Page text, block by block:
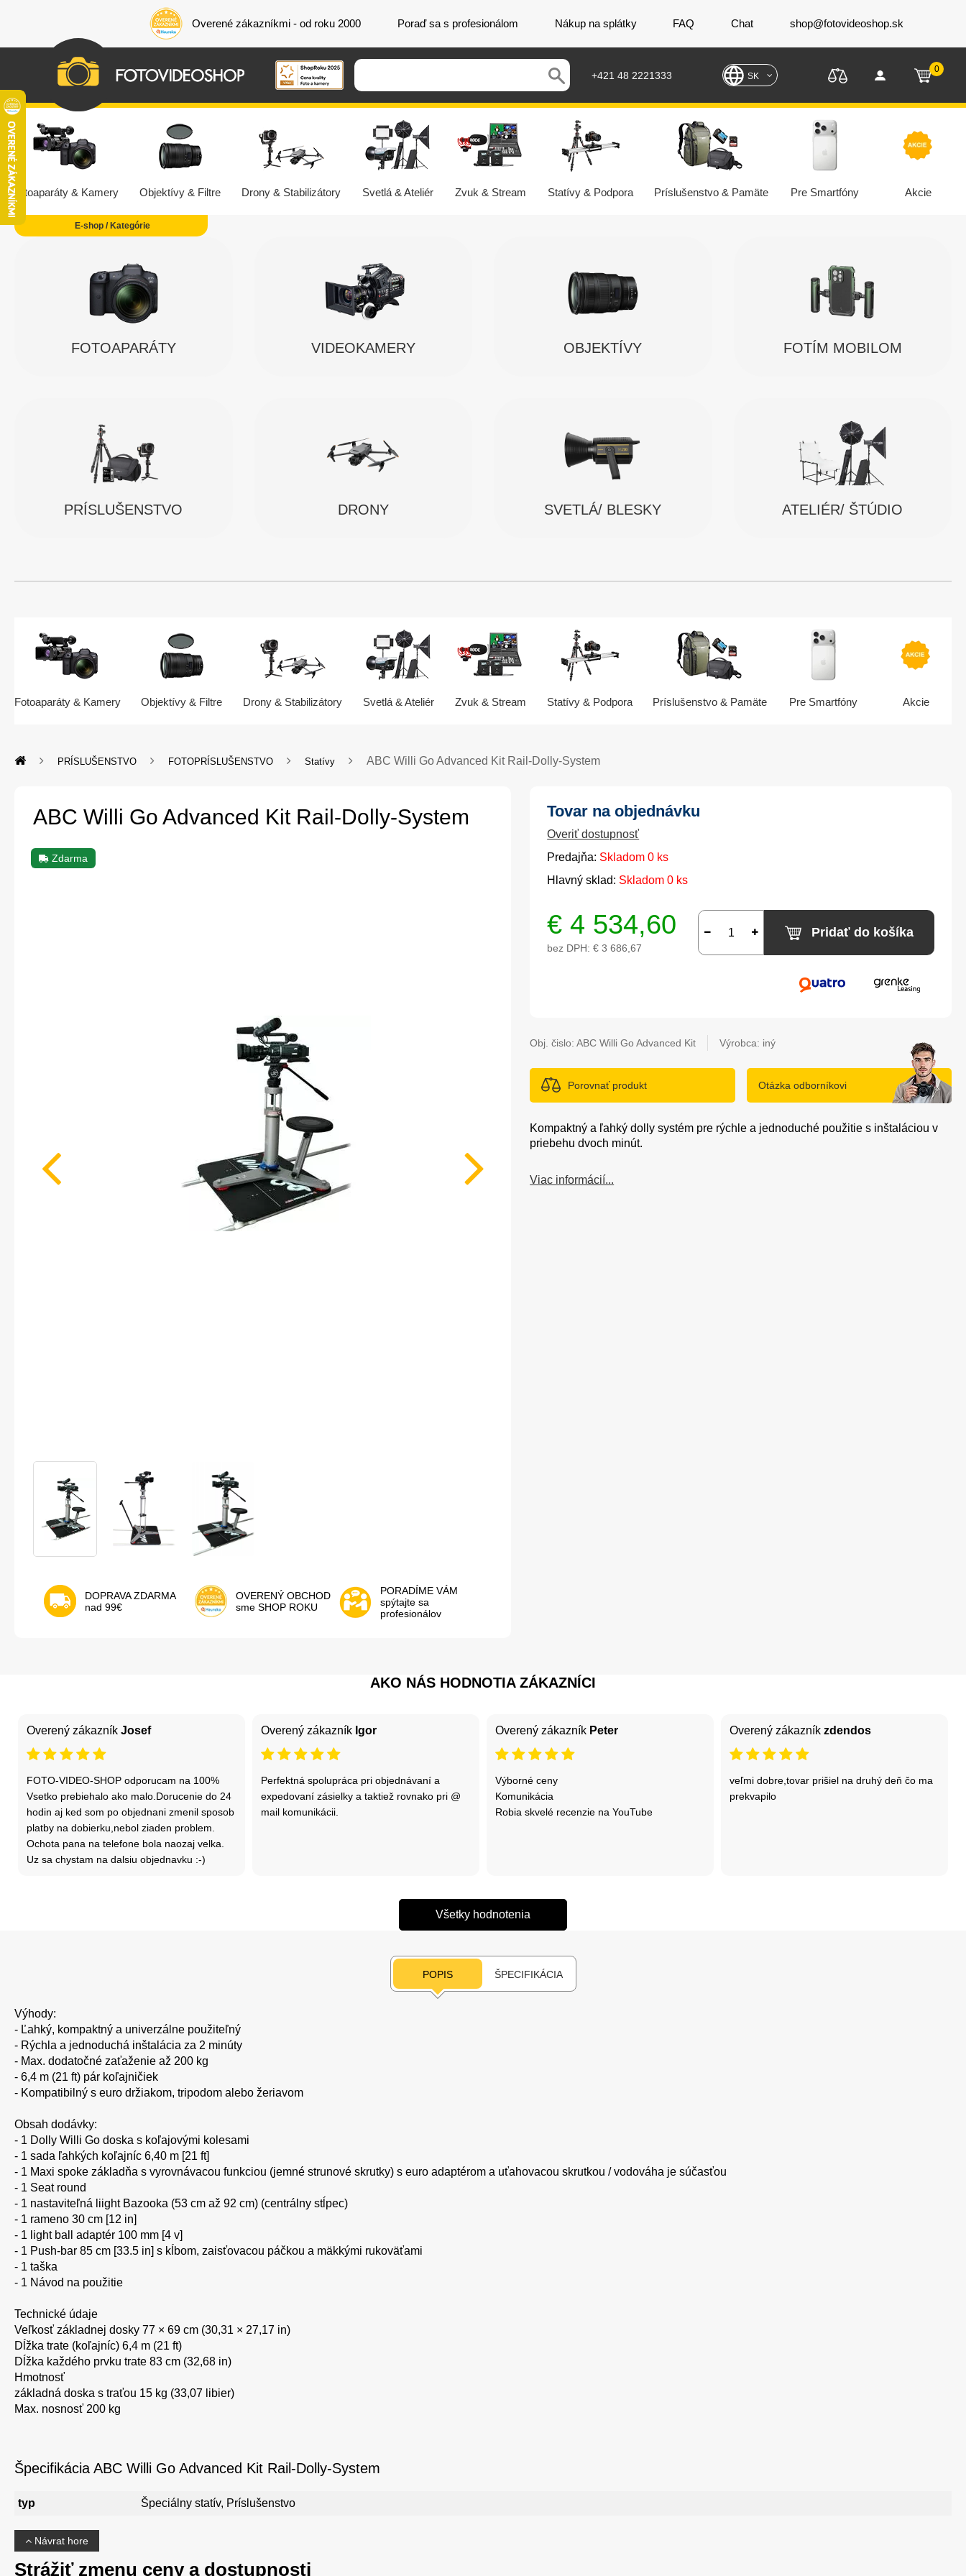
Overené zákazníkmi - od roku 2000 Poraď sa s profesionálom Nákup na splátky FAQ Chat shop@fotovideoshop.sk
+421 48 2221333 SK
0
Fotoaparáty & Kamery Objektívy & Filtre Drony & Stabilizátory Svetlá & Ateliér Zvuk & Stream Statívy & Podpora Príslušenstvo & Pamäte Pre Smartfóny Akcie
FOTOAPARÁTY VIDEOKAMERY OBJEKTÍVY FOTÍM MOBILOM
PRÍSLUŠENSTVO DRONY SVETLÁ/ BLESKY ATELIÉR/ ŠTÚDIO
Fotoaparáty & Kamery Objektívy & Filtre Drony & Stabilizátory Svetlá & Ateliér Zvuk & Stream Statívy & Podpora Príslušenstvo & Pamäte Pre Smartfóny Akcie
PRÍSLUŠENSTVO FOTOPRÍSLUŠENSTVO Statívy ABC Willi Go Advanced Kit Rail-Dolly-System
ABC Willi Go Advanced Kit Rail-Dolly-System
Zdarma
DOPRAVA ZDARMA
nad 99€
OVERENÝ OBCHOD
sme SHOP ROKU
PORADÍME VÁM
spýtajte sa
profesionálov
Tovar na objednávku
Overiť dostupnosť
Predajňa: Skladom 0 ks
Hlavný sklad: Skladom 0 ks
€ 4 534,60
bez DPH: € 3 686,67
Pridať do košíka
Obj. čislo:ABC Willi Go Advanced Kit Výrobca: iný
Porovnať produkt Otázka odborníkovi
Kompaktný a ľahký dolly systém pre rýchle a jednoduché použitie s inštaláciou v
priebehu dvoch minút.
Viac informácií...
AKO NÁS HODNOTIA ZÁKAZNÍCI
Overený zákazník Josef
FOTO-VIDEO-SHOP odporucam na 100%
Vsetko prebiehalo ako malo.Dorucenie do 24
hodin aj ked som po objednani zmenil sposob
platby na dobierku,nebol ziaden problem.
Ochota pana na telefone bola naozaj velka.
Uz sa chystam na dalsiu objednavku :-)
Overený zákazník Igor
Perfektná spolupráca pri objednávaní a
expedovaní zásielky a taktiež rovnako pri @
mail komunikácii.
Overený zákazník Peter
Výborné ceny
Komunikácia
Robia skvelé recenzie na YouTube
Overený zákazník zdendos
veľmi dobre,tovar prišiel na druhý deň čo ma
prekvapilo
Všetky hodnotenia
POPIS ŠPECIFIKÁCIA
Výhody:
- Ľahký, kompaktný a univerzálne použiteľný
- Rýchla a jednoduchá inštalácia za 2 minúty
- Max. dodatočné zaťaženie až 200 kg
- 6,4 m (21 ft) pár koľajničiek
- Kompatibilný s euro držiakom, tripodom alebo žeriavom
Obsah dodávky:
- 1 Dolly Willi Go doska s koľajovými kolesami
- 1 sada ľahkých koľajníc 6,40 m [21 ft]
- 1 Maxi spoke základňa s vyrovnávacou funkciou (jemné strunové skrutky) s euro adaptérom a uťahovacou skrutkou / vodováha je súčasťou
- 1 Seat round
- 1 nastaviteľná liight Bazooka (53 cm až 92 cm) (centrálny stĺpec)
- 1 rameno 30 cm [12 in]
- 1 light ball adaptér 100 mm [4 v]
- 1 Push-bar 85 cm [33.5 in] s kĺbom, zaisťovacou páčkou a mäkkými rukoväťami
- 1 taška
- 1 Návod na použitie
Technické údaje
Veľkosť základnej dosky 77 × 69 cm (30,31 × 27,17 in)
Dĺžka trate (koľajníc) 6,4 m (21 ft)
Dĺžka každého prvku trate 83 cm (32,68 in)
Hmotnosť
základná doska s traťou 15 kg (33,07 libier)
Max. nosnosť 200 kg
Špecifikácia ABC Willi Go Advanced Kit Rail-Dolly-System
typ Špeciálny statív, Príslušenstvo
Návrat hore
Strážiť zmenu ceny a dostupnosti
E-shop / Kategórie